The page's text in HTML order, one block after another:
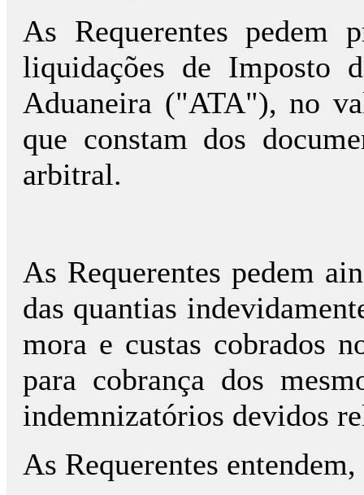
As Requerentes pedem
liquidações de Imposto
Aduaneira ("ATA"), no
que constam dos
arbitral.
As Requerentes pedem
das quantias
mora e custas cobrados
para cobrança dos
indemnizatórios devidos
As Requerentes